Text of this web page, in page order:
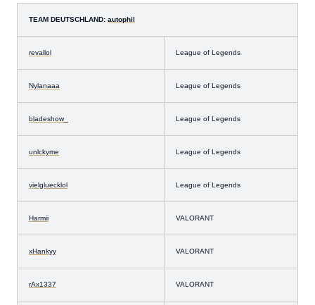
TEAM DEUTSCHLAND: autophil
revallol League of Legends
Nylanaaa League of Legends
bladeshow_ League of Legends
unlckyme League of Legends
vielgluecklol League of Legends
Harmii VALORANT
xHankyy VALORANT
rAx1337 VALORANT